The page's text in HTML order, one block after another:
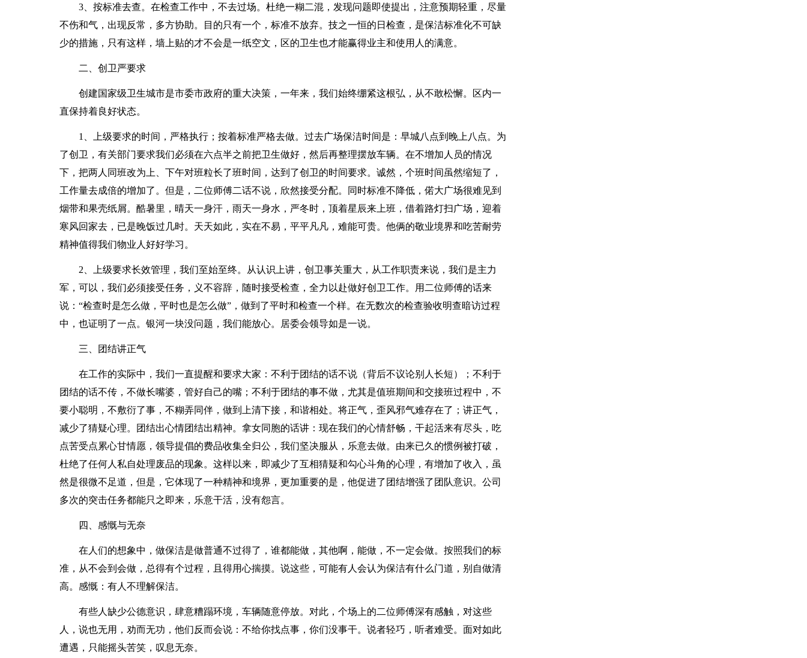
3、按标准去查。在检查工作中，不去过场。杜绝一糊二混，发现问题即使提出，注意预期轻重，尽量
不伤和气，出现反常，多方协助。目的只有一个，标准不放弃。技之一恒的日检查，是保洁标准化不可缺
少的措施，只有这样，墙上贴的才不会是一纸空文，区的卫生也才能赢得业主和使用人的满意。
二、创卫严要求
创建国家级卫生城市是市委市政府的重大决策，一年来，我们始终绷紧这根弘，从不敢松懈。区内一
直保持着良好状态。
1、上级要求的时间，严格执行；按着标准严格去做。过去广场保洁时间是：早城八点到晚上八点。为
了创卫，有关部门要求我们必须在六点半之前把卫生做好，然后再整理摆放车辆。在不增加人员的情况
下，把两人同班改为上、下午对班粒长了班时间，达到了创卫的时间要求。诚然，个班时间虽然缩短了，
工作量去成倍的增加了。但是，二位师傅二话不说，欣然接受分配。同时标准不降低，偌大广场很难见到
烟带和果壳纸屑。酷暑里，晴天一身汗，雨天一身水，严冬时，顶着星辰来上班，借着路灯扫广场，迎着
寒风回家去，已是晚饭过几时。天天如此，实在不易，平平凡凡，难能可贵。他俩的敬业境界和吃苦耐劳
精神值得我们物业人好好学习。
2、上级要求长效管理，我们至始至终。从认识上讲，创卫事关重大，从工作职责来说，我们是主力
军，可以，我们必须接受任务，义不容辞，随时接受检查，全力以赴做好创卫工作。用二位师傅的话来
说：“检查时是怎么做，平时也是怎么做”，做到了平时和检查一个样。在无数次的检查验收明查暗访过程
中，也证明了一点。银河一块没问题，我们能放心。居委会领导如是一说。
三、团结讲正气
在工作的实际中，我们一直提醒和要求大家：不利于团结的话不说（背后不议论别人长短）；不利于
团结的话不传，不做长嘴婆，管好自己的嘴；不利于团结的事不做，尤其是值班期间和交接班过程中，不
要小聪明，不敷衍了事，不糊弄同伴，做到上清下接，和谐相处。将正气，歪风邪气难存在了；讲正气，
减少了猜疑心理。团结出心情团结出精神。拿女同胞的话讲：现在我们的心情舒畅，干起活来有尽头，吃
点苦受点累心甘情愿，领导提倡的费品收集全归公，我们坚决服从，乐意去做。由来已久的惯例被打破，
杜绝了任何人私自处理废品的现象。这样以来，即减少了互相猜疑和勾心斗角的心理，有增加了收入，虽
然是很微不足道，但是，它体现了一种精神和境界，更加重要的是，他促进了团结增强了团队意识。公司
多次的突击任务都能只之即来，乐意干活，没有怨言。
四、感慨与无奈
在人们的想象中，做保洁是做普通不过得了，谁都能做，其他啊，能做，不一定会做。按照我们的标
准，从不会到会做，总得有个过程，且得用心揣摸。说这些，可能有人会认为保洁有什么门道，别自做清
高。感慨：有人不理解保洁。
有些人缺少公德意识，肆意糟蹋环境，车辆随意停放。对此，个场上的二位师傅深有感触，对这些
人，说也无用，劝而无功，他们反而会说：不给你找点事，你们没事干。说者轻巧，听者难受。面对如此
遭遇，只能摇头苦笑，叹息无奈。